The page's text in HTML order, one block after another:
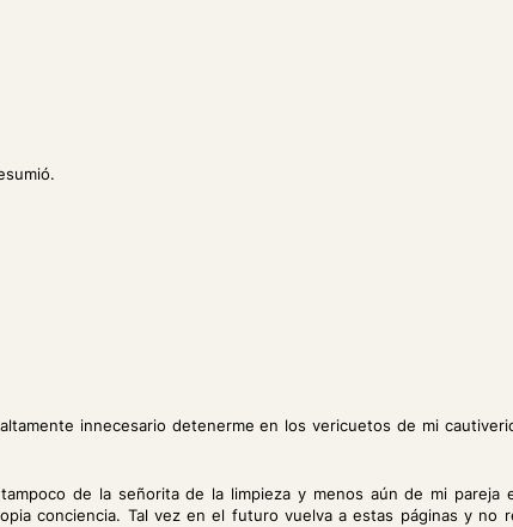
innecesario detenerme en los vericuetos de mi
de la señorita de la limpieza y menos aún de mi pareja
conciencia. Tal vez en el futuro vuelva a estas páginas y no